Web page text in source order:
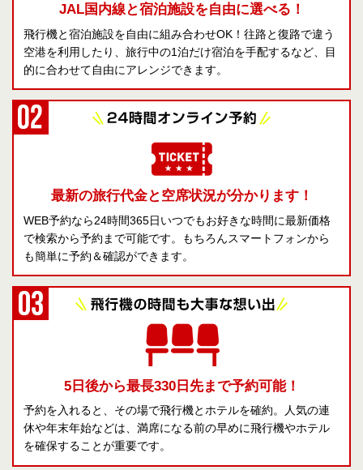
JAL国内線と宿泊施設を自由に選べる！
飛行機と宿泊施設を自由に組み合わせOK！往路と復路で違う
空港を利用したり、旅行中の1泊だけ宿泊を手配するなど、目
的に合わせて自由にアレンジできます。
最新の旅行代金と空席状況が分かります！
WEB予約なら24時間365日いつでもお好きな時間に最新価格
で検索から予約まで可能です。もちろんスマートフォンから
も簡単に予約＆確認ができます。
5日後から最長330日先まで予約可能！
予約を入れると、その場で飛行機とホテルを確約。人気の連
休や年末年始などは、満席になる前の早めに飛行機やホテル
を確保することが重要です。